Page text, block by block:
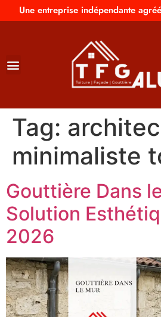
Une entreprise indépendante
Tag:
minimaliste
Gouttière Dans
Solution
2026